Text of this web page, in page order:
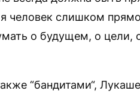
человек слишком
о будущем, о цели,
“бандитами“,